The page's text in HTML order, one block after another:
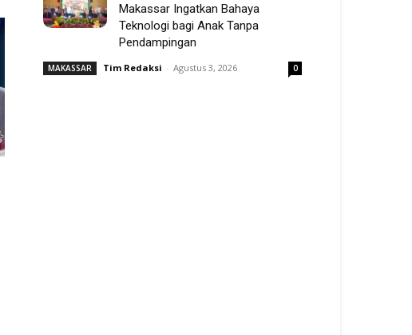
Makassar Ingatkan Bahaya
Teknologi bagi Anak Tanpa
Pendampingan
MAKASSAR Tim Redaksi - Agustus 3, 2026 0